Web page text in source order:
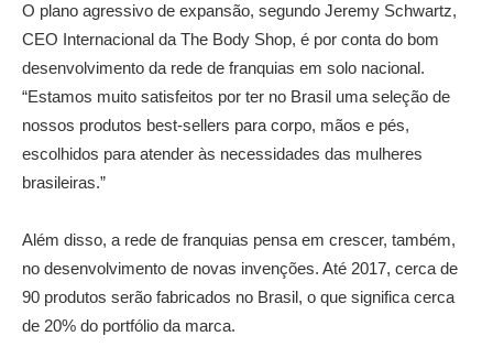
O plano agressivo de expansão, segundo Jeremy Schwartz,
CEO Internacional da The Body Shop, é por conta do bom
desenvolvimento da rede de franquias em solo nacional.
“Estamos muito satisfeitos por ter no Brasil uma seleção de
nossos produtos best-sellers para corpo, mãos e pés,
escolhidos para atender às necessidades das mulheres
brasileiras.”
Além disso, a rede de franquias pensa em crescer, também,
no desenvolvimento de novas invenções. Até 2017, cerca de
90 produtos serão fabricados no Brasil, o que significa cerca
de 20% do portfólio da marca.